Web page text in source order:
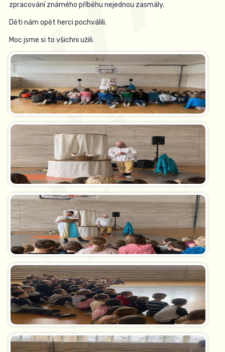
zpracování známého příběhu nejednou zasmály.
Děti nám opět herci pochválili.
Moc jsme si to všichni užili.